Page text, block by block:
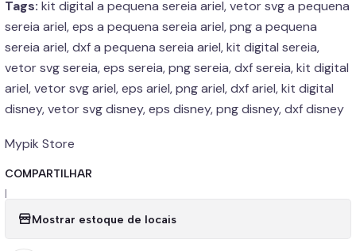
Tags: kit digital a pequena sereia ariel, vetor svg a pequena
sereia ariel, eps a pequena sereia ariel, png a pequena
sereia ariel, dxf a pequena sereia ariel, kit digital sereia,
vetor svg sereia, eps sereia, png sereia, dxf sereia, kit digital
ariel, vetor svg ariel, eps ariel, png ariel, dxf ariel, kit digital
disney, vetor svg disney, eps disney, png disney, dxf disney
Mypik Store
COMPARTILHAR
|
Mostrar estoque de locais